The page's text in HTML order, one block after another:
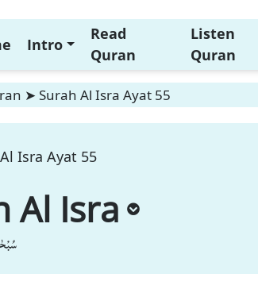
Intro
Read
Quran
Listen
Quran
➤ Surah Al Isra Ayat 55
Isra Ayat 55
Al Isra